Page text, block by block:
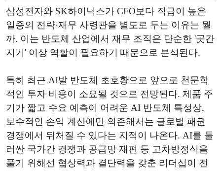
삼성전자와 SK하이닉스가 CFO보다 직급이 높은
일종의 전략·재무 사령관을 별도로 두는 이유는 뭘
까. 이는 반도체 산업에서 재무 조직은 단순한 '곳간
지기' 이상 역할이 필요하기 때문으로 분석된다.
특히 최근 AI발 반도체 초호황으로 앞으로 천문학
적인 투자 비용이 소요될 것으로 전망된다. 제품 주
기가 짧고 수요 예측이 어려운 AI 반도체 특성상,
보수적인 손익 계산에만 의존해서는 글로벌 패권
경쟁에서 뒤처질 수 있다는 지적이 나온다. AI를 둘
러싼 국가간 경쟁과 공급망 재편 등 고차방정식을
풀기 위해선 협상력과 결단력을 갖춘 리더십이 전